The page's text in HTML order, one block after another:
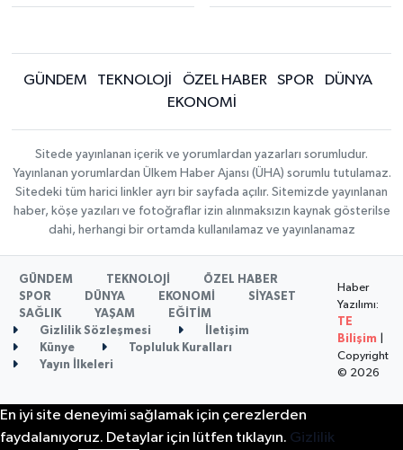
GÜNDEM TEKNOLOJİ ÖZEL HABER SPOR
DÜNYA
EKONOMİ
Sitede yayınlanan içerik ve yorumlardan yazarları sorumludur.
Yayınlanan yorumlardan Ülkem Haber Ajansı (ÜHA) sorumlu tutulamaz.
Sitedeki tüm harici linkler ayrı bir sayfada açılır. Sitemizde yayınlanan
haber, köşe yazıları ve fotoğraflar izin alınmaksızın kaynak gösterilse
dahi, herhangi bir ortamda kullanılamaz ve yayınlanamaz
GÜNDEM TEKNOLOJİ
ÖZEL HABER
SPOR
DÜNYA EKONOMİ
SİYASET
SAĞLIK
YAŞAM
EĞİTİM
Gizlilik Sözleşmesi
İletişim
Künye
Topluluk Kuralları
Yayın İlkeleri
Haber
Yazılımı:
TE
Bilişim
Copyright
© 2026
En iyi site deneyimi sağlamak için çerezlerden
faydalanıyoruz. Detaylar için lütfen tıklayın. Gizlilik